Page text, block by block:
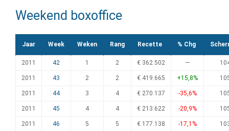
Weekend boxoffice
Jaar Week Weken Rang Recette % Chg
2011 42 1 2 € 362.502 —
2011 43 2 2 € 419.665 +15,8%
2011 44 3 4 € 270.137 -35,6%
2011 45 4 4 € 213.622 -20,9%
2011 46 5 5 € 177.138 -17,1%